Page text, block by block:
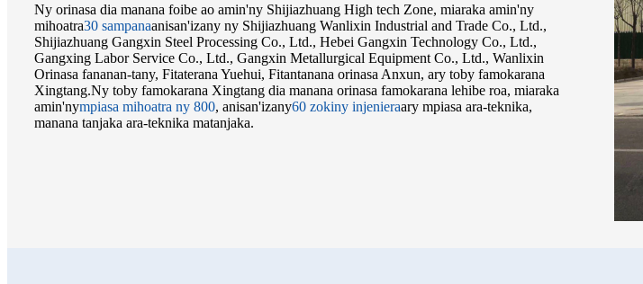
Ny orinasa dia manana foibe ao amin'ny Shijiazhuang High tech Zone, miaraka amin'ny
mihoatra30 sampanaanisan'izany ny Shijiazhuang Wanlixin Industrial and Trade Co., Ltd.,
Shijiazhuang Gangxin Steel Processing Co., Ltd., Hebei Gangxin Technology Co., Ltd.,
Gangxing Labor Service Co., Ltd., Gangxin Metallurgical Equipment Co., Ltd., Wanlixin
Orinasa fananan-tany, Fitaterana Yuehui, Fitantanana orinasa Anxun, ary toby famokarana
Xingtang.Ny toby famokarana Xingtang dia manana orinasa famokarana lehibe roa, miaraka
amin'nympiasa mihoatra ny 800, anisan'izany60 zokiny injenieraary mpiasa ara-teknika,
manana tanjaka ara-teknika matanjaka.